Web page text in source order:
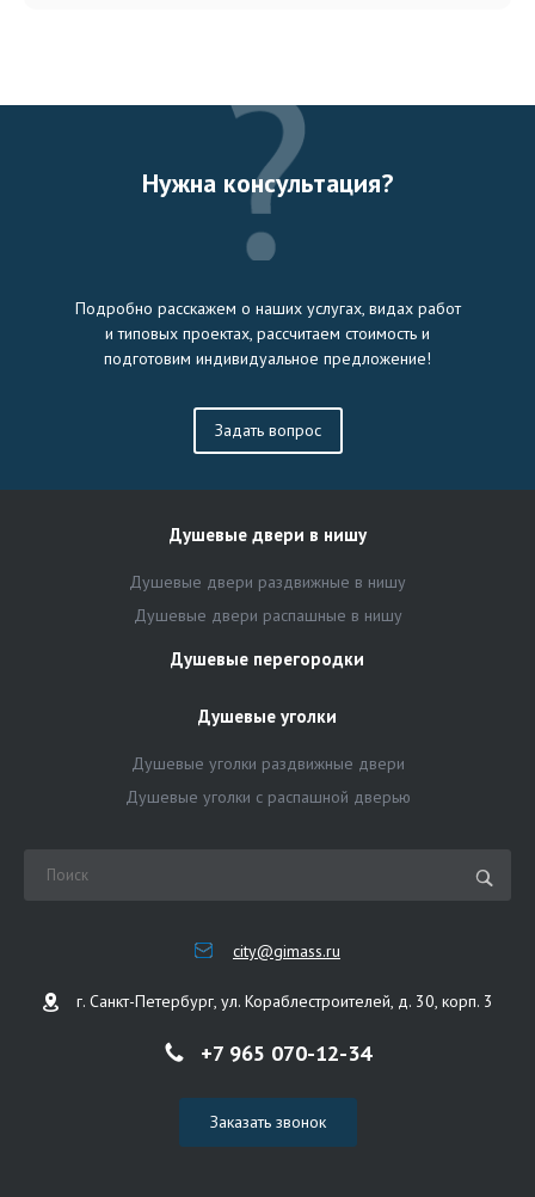
Нужна консультация?
Подробно расскажем о наших услугах, видах работ
и типовых проектах, рассчитаем стоимость и
подготовим индивидуальное предложение!
Задать вопрос
Душевые двери в нишу
Душевые двери раздвижные в нишу
Душевые двери распашные в нишу
Душевые перегородки
Душевые уголки
Душевые уголки раздвижные двери
Душевые уголки с распашной дверью
city@gimass.ru
г. Санкт-Петербург, ул. Кораблестроителей, д. 30, корп. 3
+7 965 070-12-34
Заказать звонок